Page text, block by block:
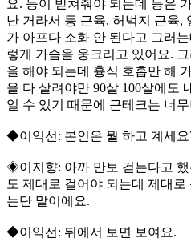
요. 등이 받쳐줘야 되는데 등은
난 거라서 등 근육, 허벅지 근육,
가 아프다 소화 안 된다고 그러
렇게 가슴을 웅크리고 있어요.
을 해야 되는데 흉식 호흡만 해
을 다 살려야만 90살 100살에도
일 수 있기 때문에 근테크는 너
◆이익선: 본인은 뭘 하고 계세요
◈이지향: 아까 만보 걷는다고
도 제대로 걸어야 되는데 제대
는단 말이에요.
◆이익선: 뒤에서 보면 보여요.